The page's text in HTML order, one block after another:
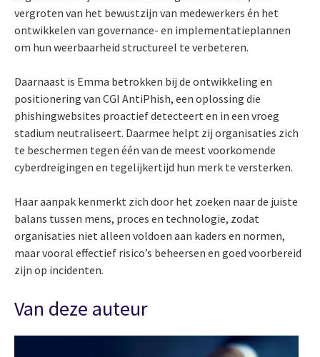
vergroten van het bewustzijn van medewerkers én het
ontwikkelen van governance- en implementatieplannen
om hun weerbaarheid structureel te verbeteren.
Daarnaast is Emma betrokken bij de ontwikkeling en
positionering van CGI AntiPhish, een oplossing die
phishingwebsites proactief detecteert en in een vroeg
stadium neutraliseert. Daarmee helpt zij organisaties zich
te beschermen tegen één van de meest voorkomende
cyberdreigingen en tegelijkertijd hun merk te versterken.
Haar aanpak kenmerkt zich door het zoeken naar de juiste
balans tussen mens, proces en technologie, zodat
organisaties niet alleen voldoen aan kaders en normen,
maar vooral effectief risico’s beheersen en goed voorbereid
zijn op incidenten.
Van deze auteur